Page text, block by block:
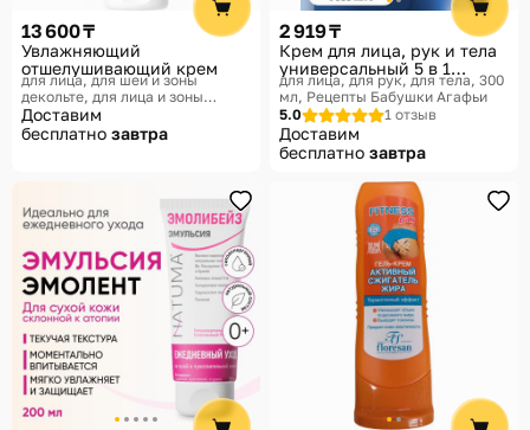
13 600 ₸
Увлажняющий
отшелушивающий крем
для лица, для шеи и зоны
декольте, для лица и зоны
декольте, для тела, 150 мл
Pharma Dermatologie, Урелиа
Доставим
бесплатно завтра
2 919 ₸
Крем для лица, рук и тела
универсальный 5 в 1
«Супер-уход»
для лица, для рук, для тела, 300
мл Рецепты Бабушки Агафьи
5.0
1 отзыв
Доставим
бесплатно завтра